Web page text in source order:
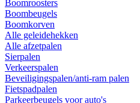
Boomroosters
Boombeugels
Boomkorven
Alle geleidehekken
Alle afzetpalen
Sierpalen
Verkeerspalen
Beveiligingspalen/anti-ram palen
Fietspadpalen
Parkeerbeugels voor auto's